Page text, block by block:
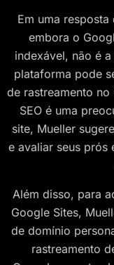
Em uma
embora o
indexável, não é
plataforma pode
de rastreamento no
SEO é uma
site, Mueller
e avaliar seus prós
Além disso, para
Google Sites,
de domínio
rastreamento